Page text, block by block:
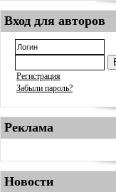
Вход для авторов
Регистрация
Забыли пароль?
Реклама
Новости